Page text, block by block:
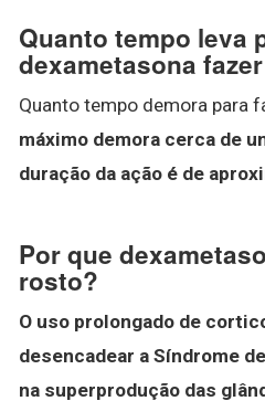
Quanto tempo leva
dexametasona
Quanto tempo demora para
máximo demora cerca de
duração da ação é de
Por que
rosto?
O uso prolongado de
desencadear a Síndrome
na superprodução das